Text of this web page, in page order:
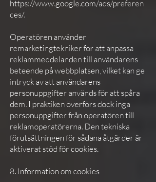
https://www.google.com/ads/preferen
ces/.
Operatören använder
remarketingtekniker för att anpassa
reklammeddelanden till användarens
beteende på webbplatsen, vilket kan ge
intryck av att användarens
personuppgifter används för att spåra
dem. I praktiken överförs dock inga
personuppgifter från operatören till
reklamoperatörerna. Den tekniska
förutsättningen för sådana åtgärder är
aktiverat stöd för cookies.
8. Information om cookies